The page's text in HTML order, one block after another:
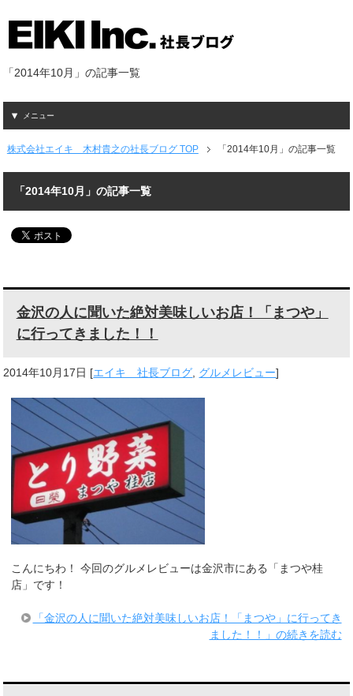
「2014年10月」の記事一覧
メニュー
株式会社エイキ 木村貴之の社長ブログ TOP 「2014年10月」の記事一覧
「2014年10月」の記事一覧
金沢の人に聞いた絶対美味しいお店！「まつや」
に行ってきました！！
2014年10月17日 [エイキ 社長ブログ, グルメレビュー]
こんにちわ！ 今回のグルメレビューは金沢市にある「まつや桂
店」です！
「金沢の人に聞いた絶対美味しいお店！「まつや」に行ってき
ました！！」の続きを読む